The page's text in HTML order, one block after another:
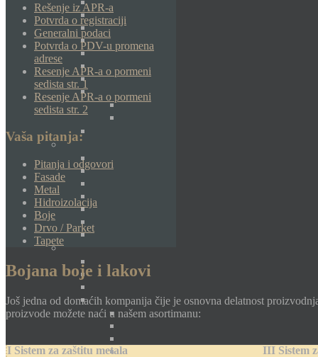
Rešenje iz APR-a
Potvrda o registraciji
Generalni podaci
Potvrda o PDV-u promena
adrese
Resenje APR-a o pormeni
sedista str. 1
Resenje APR-a o pormeni
sedista str. 2
Vaša pitanja:
Pitanja i odgovori
Fasade
Metal
Hidroizolacija
Boje
Drvo / Parket
Tapete
Bojana boje i lakovi
Još jedna od domaćih kompanija čije je osnovna delatnost
proizvode možete naći u našem asortimanu:
I Sistem za zaštitu metala III Sistem